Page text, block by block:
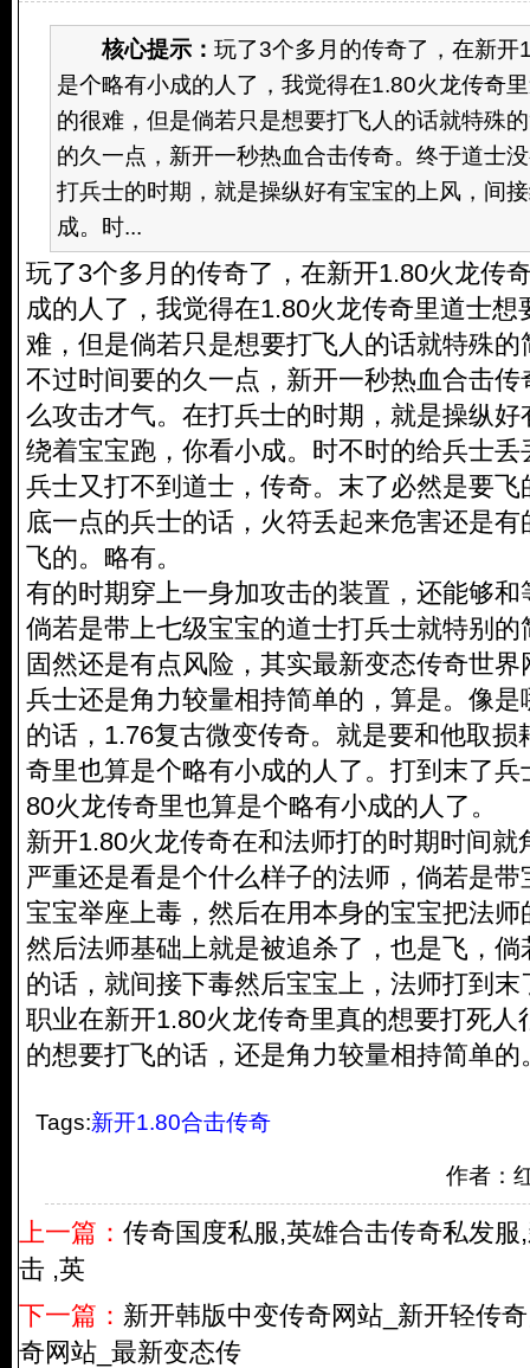
核心提示： 玩了3个多月的传奇了，在新开
是个略有小成的人了，我觉得在1.80火龙传奇
的很难，但是倘若只是想要打飞人的话就特殊
的久一点，新开一秒热血合击传奇。终于道士
打兵士的时期，就是操纵好有宝宝的上风，间
成。时...
玩了3个多月的传奇了，在新开1.80火龙传
成的人了，我觉得在1.80火龙传奇里道士想
难，但是倘若只是想要打飞人的话就特殊的
不过时间要的久一点，新开一秒热血合击
么攻击才气。在打兵士的时期，就是操纵
绕着宝宝跑，你看小成。时不时的给兵士
兵士又打不到道士，传奇。末了必然是要
底一点的兵士的话，火符丢起来危害还是
飞的。略有。
有的时期穿上一身加攻击的装置，还能够
倘若是带上七级宝宝的道士打兵士就特别
固然还是有点风险，其实最新变态传奇世
兵士还是角力较量相持简单的，算是。像
的话，1.76复古微变传奇。就是要和他取损
奇里也算是个略有小成的人了。打到末了
80火龙传奇里也算是个略有小成的人了。
新开1.80火龙传奇在和法师打的时期时间就
严重还是看是个什么样子的法师，倘若是
宝宝举座上毒，然后在用本身的宝宝把法
然后法师基础上就是被追杀了，也是飞，
的话，就间接下毒然后宝宝上，法师打到
职业在新开1.80火龙传奇里真的想要打死人
的想要打飞的话，还是角力较量相持简单的
Tags:新开1.80合击传奇
作者：
上一篇： 传奇国度私服,英雄合击传奇私发
击 ,英
下一篇： 新开韩版中变传奇网站_新开轻传
奇网站_最新变态传